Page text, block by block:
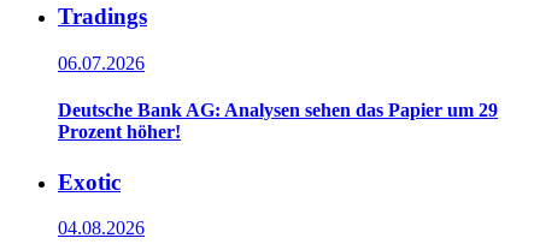
Tradings
06.07.2026
Deutsche Bank AG: Analysen sehen das Papier um 29
Prozent höher!
Exotic
04.08.2026